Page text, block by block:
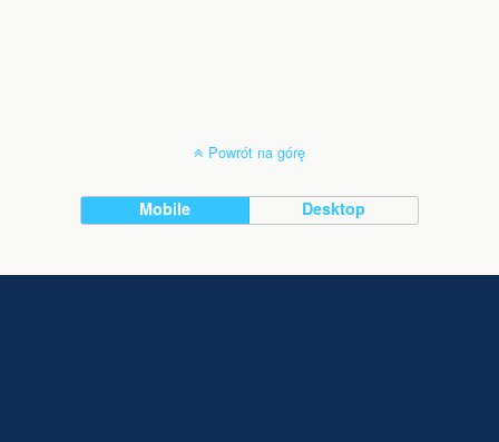
Powrót na górę
Mobile Desktop